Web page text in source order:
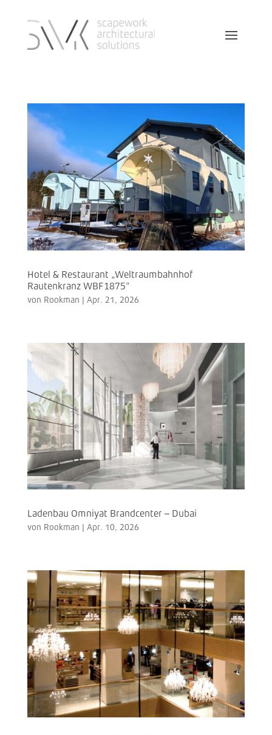
Hotel & Restaurant „Weltraumbahnhof
Rautenkranz WBF1875“
von Rookman | Apr. 21, 2026
Ladenbau Omniyat Brandcenter – Dubai
von Rookman | Apr. 10, 2026